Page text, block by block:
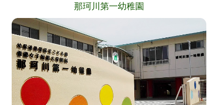
那珂川第一幼稚園